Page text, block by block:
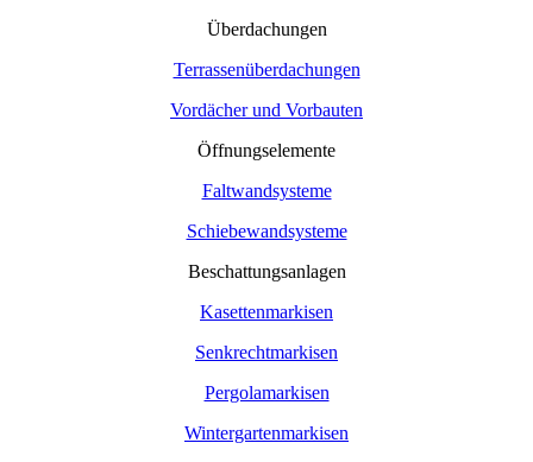
Überdachungen
Terrassenüberdachungen
Vordächer und Vorbauten
Öffnungselemente
Faltwandsysteme
Schiebewandsysteme
Beschattungsanlagen
Kasettenmarkisen
Senkrechtmarkisen
Pergolamarkisen
Wintergartenmarkisen